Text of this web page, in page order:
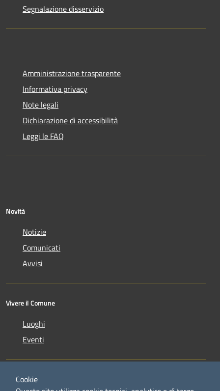
Segnalazione disservizio
Amministrazione trasparente
Informativa privacy
Note legali
Dichiarazione di accessibilità
Leggi le FAQ
Novità
Notizie
Comunicati
Avvisi
Vivere il Comune
Luoghi
Eventi
Cookie